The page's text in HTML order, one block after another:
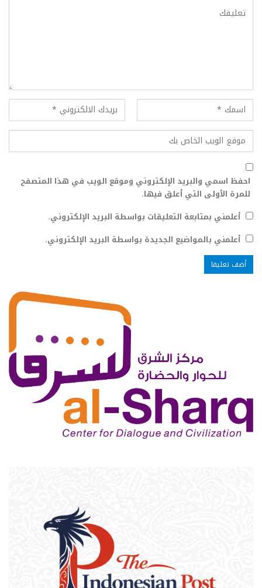
احفظ اسمي والبريد الإلكتروني وموقع الويب في هذا المتصفح
للمرة الأولى التي أعلق فيها.
أعلمني بمتابعة التعليقات بواسطة البريد الإلكتروني.
أعلمني بالمواضيع الجديدة بواسطة البريد الإلكتروني.